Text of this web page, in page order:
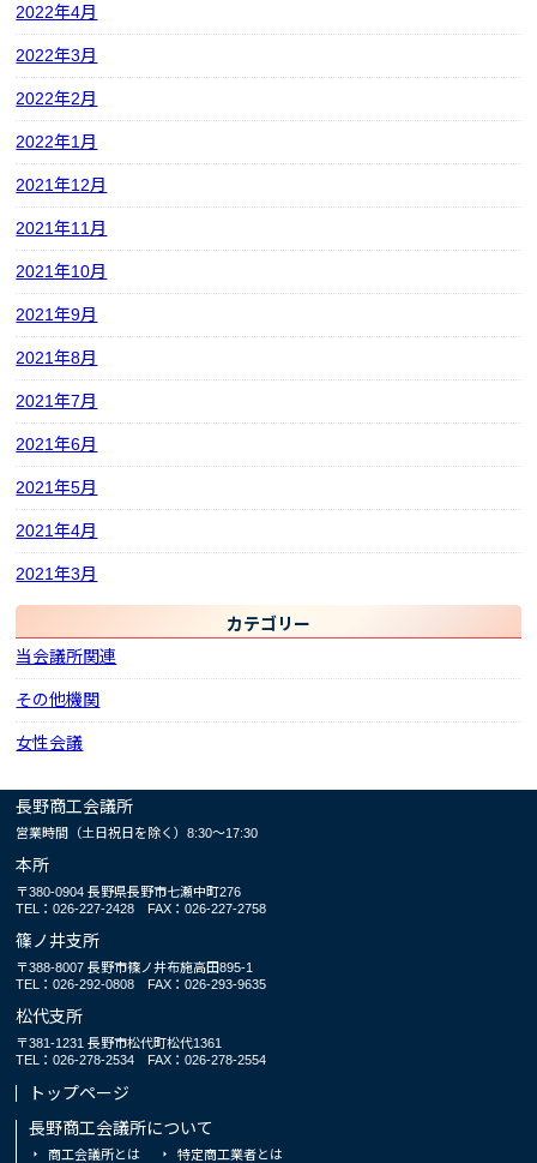
2022年4月
2022年3月
2022年2月
2022年1月
2021年12月
2021年11月
2021年10月
2021年9月
2021年8月
2021年7月
2021年6月
2021年5月
2021年4月
2021年3月
カテゴリー
当会議所関連
その他機関
女性会議
長野商工会議所
営業時間（土日祝日を除く）8:30～17:30
本所
〒380-0904 長野県長野市七瀬中町276
TEL：026-227-2428 FAX：026-227-2758
篠ノ井支所
〒388-8007 長野市篠ノ井布施高田895-1
TEL：026-292-0808 FAX：026-293-9635
松代支所
〒381-1231 長野市松代町松代1361
TEL：026-278-2534 FAX：026-278-2554
トップページ
長野商工会議所について
商工会議所とは
特定商工業者とは